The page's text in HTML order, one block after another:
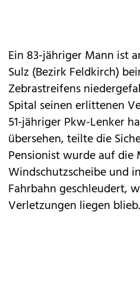
Ein 83-jähriger Mann ist
Sulz (Bezirk Feldkirch)
Zebrastreifens
Spital seinen erlittenen
51-jähriger Pkw-Lenker
übersehen, teilte die
Pensionist wurde auf
Windschutzscheibe und
Fahrbahn geschleudert,
Verletzungen liegen blieb.